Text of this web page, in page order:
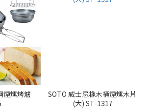
煙燻烤爐
SOTO 威士忌橡木桶煙燻木片
(大) ST-1317